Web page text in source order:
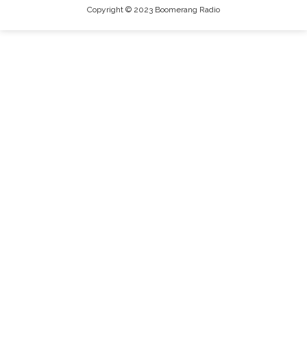
Copyright © 2023 Boomerang Radio